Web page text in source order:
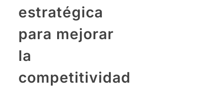
estratégica
para mejorar
la
competitividad